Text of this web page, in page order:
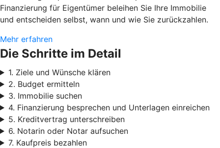
Finanzierung für Eigentümer beleihen Sie Ihre Immobilie
und entscheiden selbst, wann und wie Sie zurückzahlen.
Mehr erfahren
Die Schritte im Detail
1. Ziele und Wünsche klären
2. Budget ermitteln
3. Immobilie suchen
4. Finanzierung besprechen und Unterlagen einreichen
5. Kreditvertrag unterschreiben
6. Notarin oder Notar aufsuchen
7. Kaufpreis bezahlen